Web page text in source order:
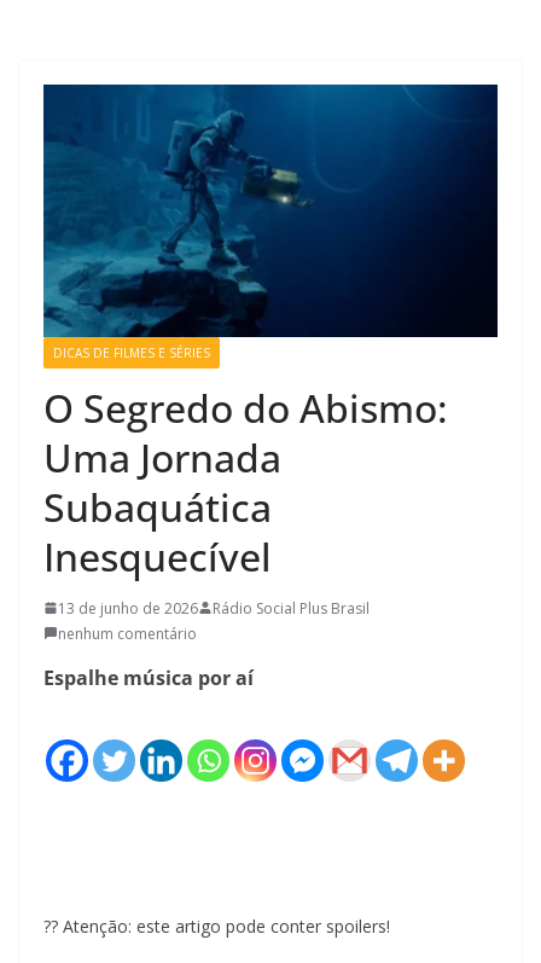
DICAS DE FILMES E SÉRIES
O Segredo do Abismo:
Uma Jornada
Subaquática
Inesquecível
13 de junho de 2026
Rádio Social Plus Brasil
nenhum comentário
Espalhe música por aí
?? Atenção: este artigo pode conter spoilers!